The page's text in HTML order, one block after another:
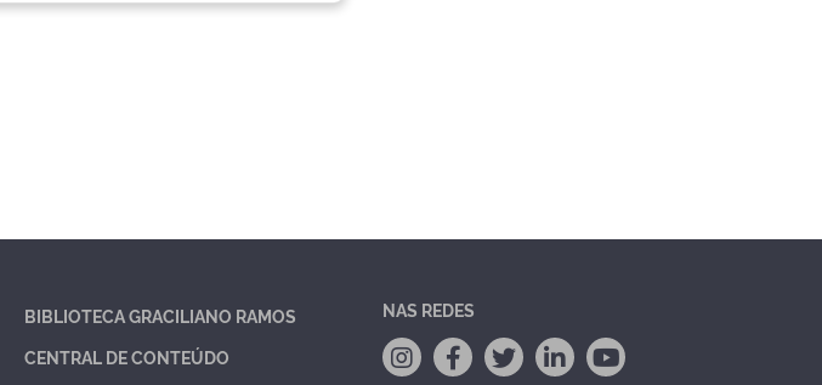
BIBLIOTECA GRACILIANO RAMOS
CENTRAL DE CONTEÚDO
NAS REDES